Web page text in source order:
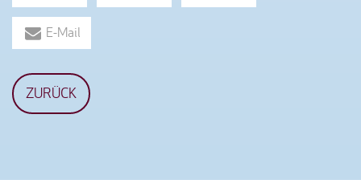
E-Mail
ZURÜCK